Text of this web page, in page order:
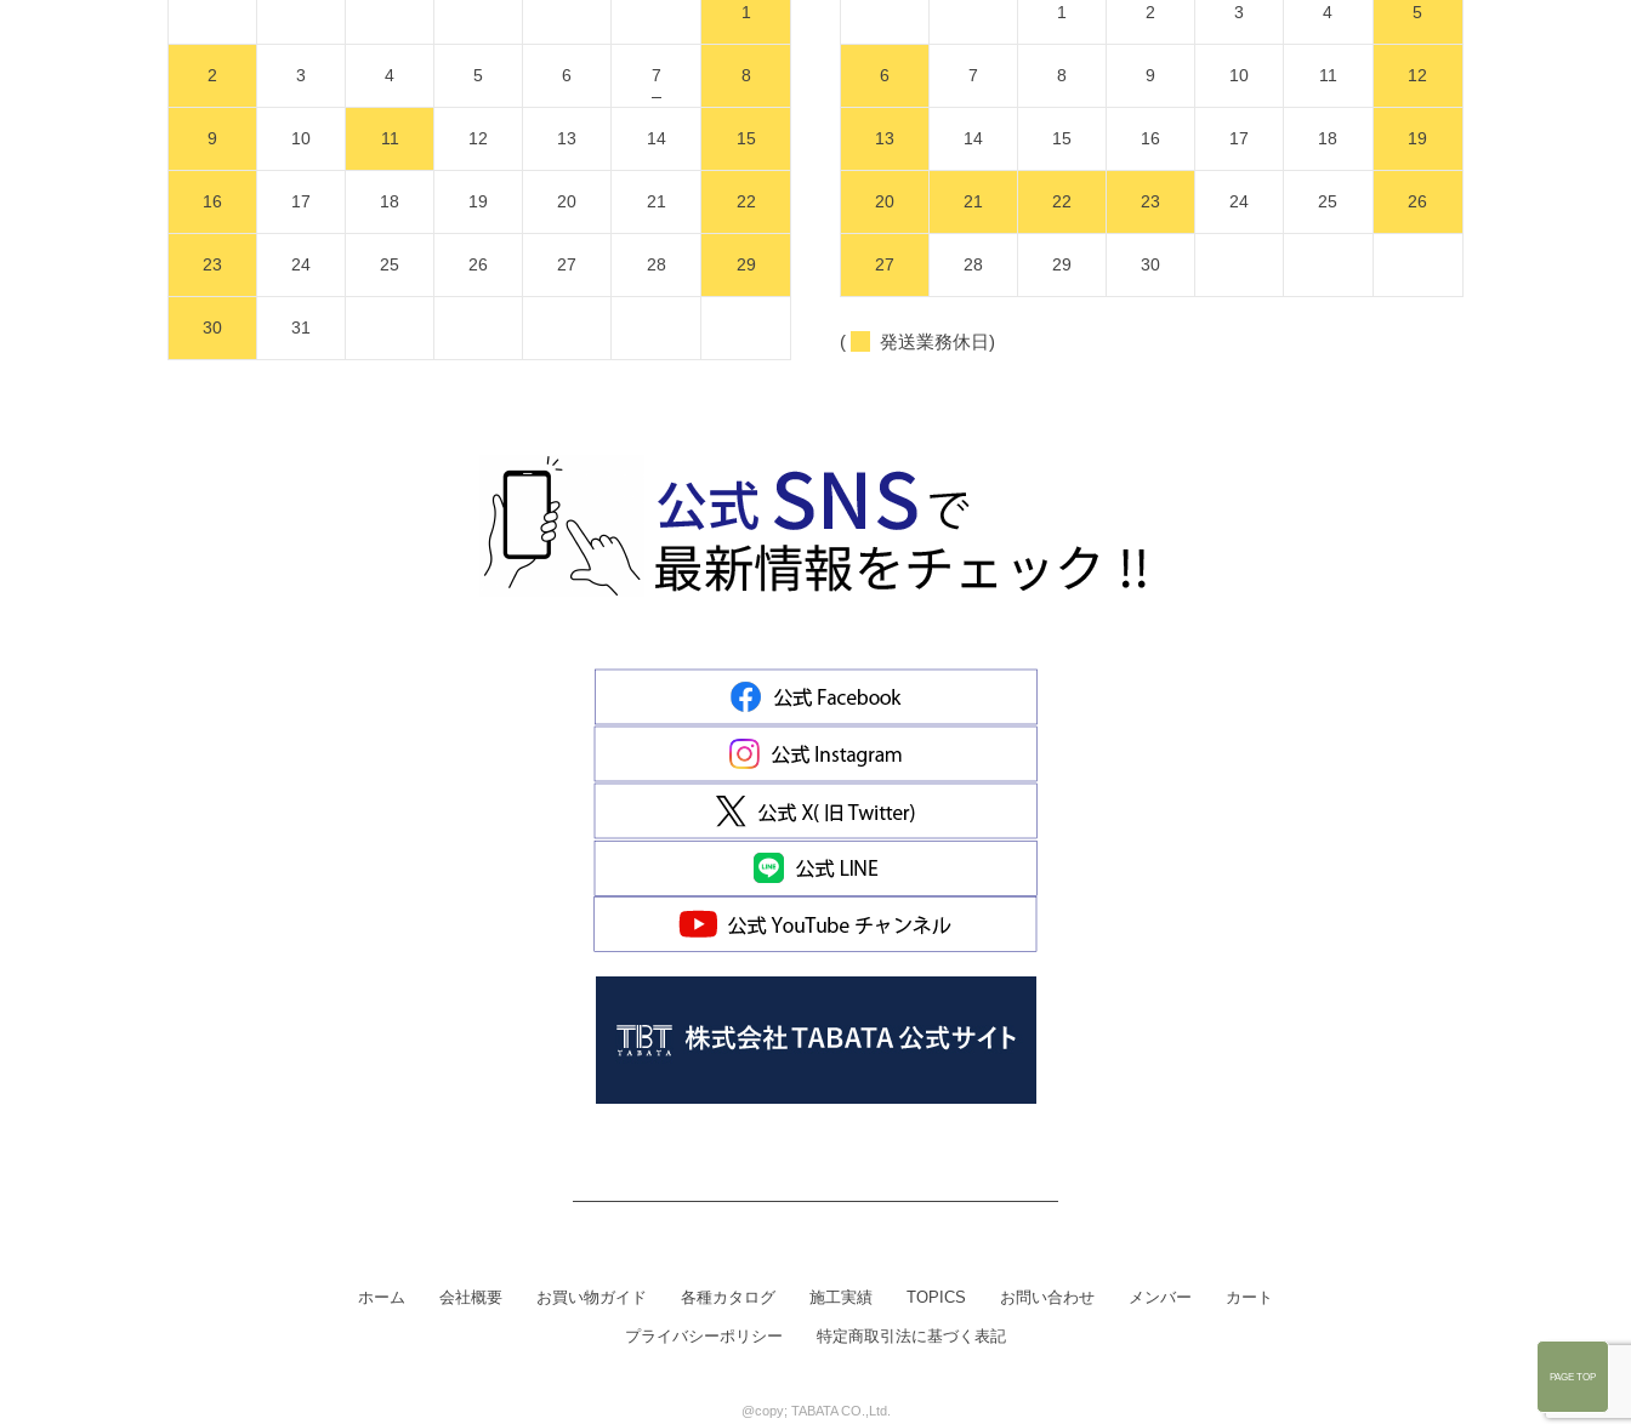
PAGE TOP
1
2 3 4 5 6 7 8
9 10 11 12 13 14 15
16 17 18 19 20 21 22
23 24 25 26 27 28 29
30 31
1 2 3 4 5
6 7 8 9 10 11 12
13 14 15 16 17 18 19
20 21 22 23 24 25 26
27 28 29 30
( 発送業務休日)
ホーム 会社概要 お買い物ガイド 各種カタログ 施工実績 TOPICS お問い合わせ メンバー カート
プライバシーポリシー 特定商取引法に基づく表記
@copy; TABATA CO.,Ltd.